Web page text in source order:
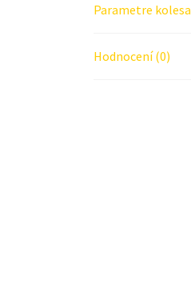
Parametre kolesa
Hodnocení (0)